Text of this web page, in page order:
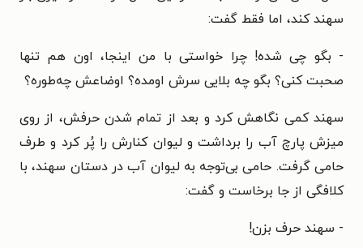
سهند کند، اما فقط گفت:
- بگو چی شده! چرا خواستی با من اینجا، اون هم تنها
صحبت کنی؟ بگو چه بلایی سرش اومده؟ اوضاعش چه‌طوره؟
سهند کمی نگاهش کرد و بعد از تمام شدن حرفش، از روی
میزش پارچ آب را برداشت و لیوان کنارش را پُر کرد و طرف
حامی گرفت. حامی بی‌توجه به لیوان آب در دستان سهند، با
کلافگی از جا برخاست و گفت:
- سهند حرف بزن!